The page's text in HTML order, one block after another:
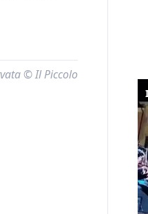
© Il Piccolo